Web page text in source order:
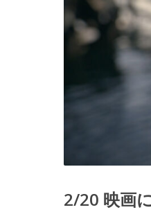
2/20 映画